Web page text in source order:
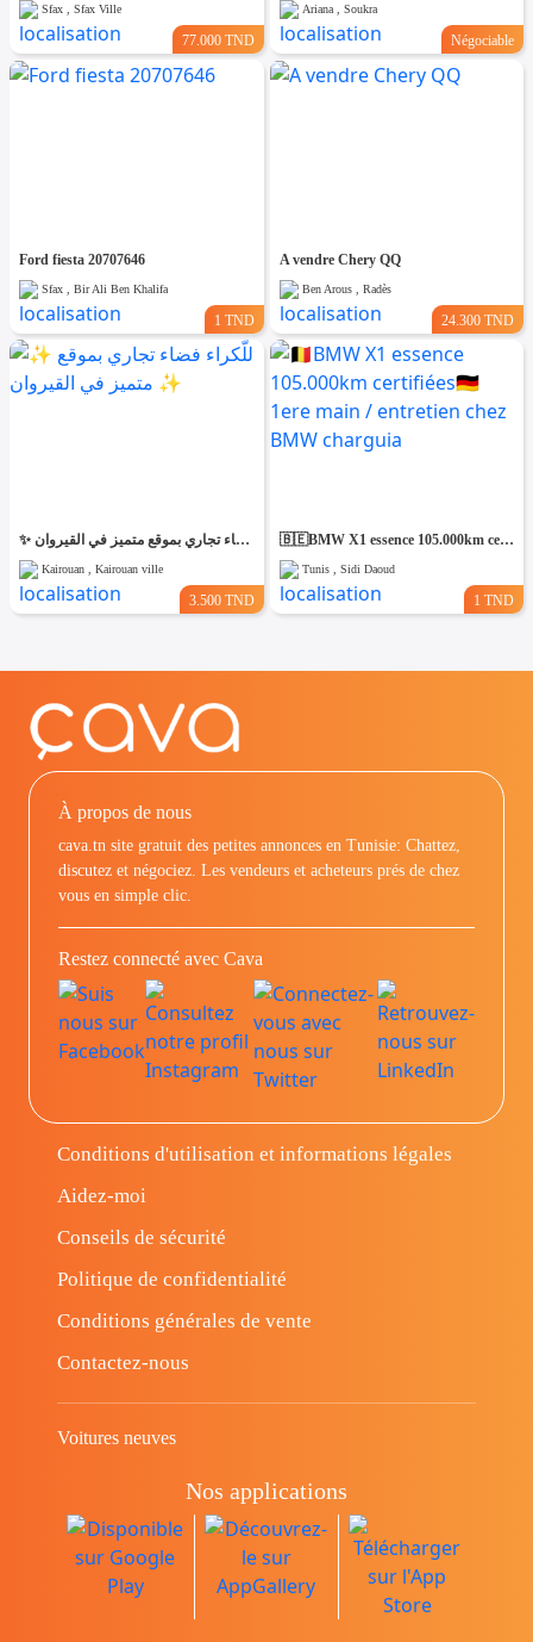
Sfax , Sfax Ville
77.000 TND
Ariana , Soukra
Négociable
Ford fiesta 20707646
Sfax , Bir Ali Ben Khalifa
1 TND
A vendre Chery QQ
Ben Arous , Radès
24.300 TND
✨ للّكراء فضاء تجاري بموقع متميز في القيروان ✨
Kairouan , Kairouan ville
3.500 TND
🇧🇪BMW X1 essence 105.000km certifiées🇩🇪 1ere main / entretien chez BMW charguia
Tunis , Sidi Daoud
1 TND
À propos de nous
cava.tn site gratuit des petites annonces en Tunisie: Chattez,
discutez et négociez. Les vendeurs et acheteurs prés de chez
vous en simple clic.
Restez connecté avec Cava
Conditions d'utilisation et informations légales
Aidez-moi
Conseils de sécurité
Politique de confidentialité
Conditions générales de vente
Contactez-nous
Voitures neuves
Nos applications